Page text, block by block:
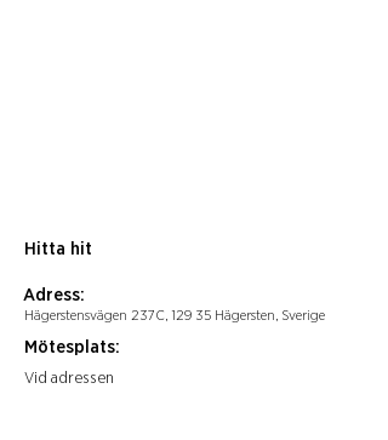
Hitta hit
Adress:
Hägerstensvägen 237C, 129 35 Hägersten, Sverige
Mötesplats:
Vid adressen